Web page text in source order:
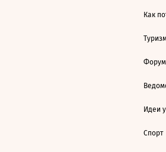
Как
Форум
Идеи
Спорт